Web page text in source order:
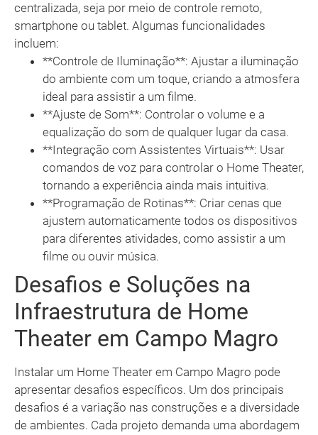
centralizada, seja por meio de controle remoto,
smartphone ou tablet. Algumas funcionalidades
incluem:
**Controle de Iluminação**: Ajustar a iluminação
do ambiente com um toque, criando a atmosfera
ideal para assistir a um filme.
**Ajuste de Som**: Controlar o volume e a
equalização do som de qualquer lugar da casa.
**Integração com Assistentes Virtuais**: Usar
comandos de voz para controlar o Home Theater,
tornando a experiência ainda mais intuitiva.
**Programação de Rotinas**: Criar cenas que
ajustem automaticamente todos os dispositivos
para diferentes atividades, como assistir a um
filme ou ouvir música.
Desafios e Soluções na
Infraestrutura de Home
Theater em Campo Magro
Instalar um Home Theater em Campo Magro pode
apresentar desafios específicos. Um dos principais
desafios é a variação nas construções e a diversidade
de ambientes. Cada projeto demanda uma abordagem